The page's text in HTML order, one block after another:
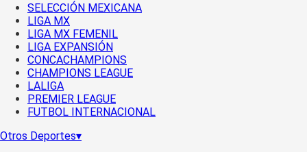
SELECCIÓN MEXICANA
LIGA MX
LIGA MX FEMENIL
LIGA EXPANSIÓN
CONCACHAMPIONS
CHAMPIONS LEAGUE
LALIGA
PREMIER LEAGUE
FUTBOL INTERNACIONAL
Otros Deportes▾